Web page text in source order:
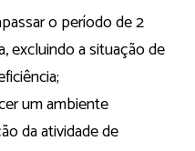
o período de 2
excluindo a situação de
um ambiente
da atividade de